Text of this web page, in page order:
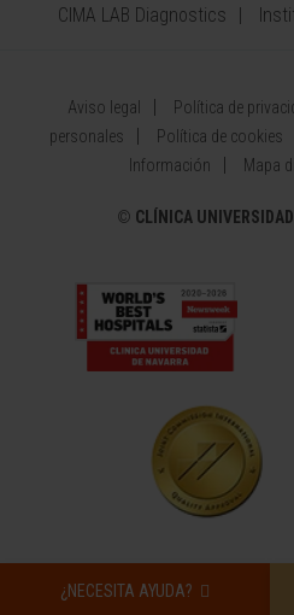
¿NECESITA AYUDA?
CIMA LAB Diagnostics
Aviso legal Política de
personales
Política de cookies
Información
Mapa
© CLÍNICA